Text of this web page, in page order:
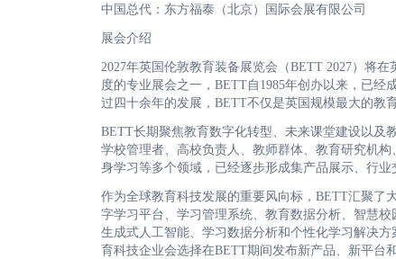
中国总代：东方福泰（北京）国际会展有限公司
展会介绍
2027年英国伦敦教育装备展览会（BETT 2027）将
度的专业展会之一，BETT自1985年创办以来，已
过四十余年的发展，BETT不仅是英国规模最大的教
BETT长期聚焦教育数字化转型、未来课堂建设以及
学校管理者、高校负责人、教师群体、教育研究机
身学习等多个领域，已经逐步形成集产品展示、行
作为全球教育科技发展的重要风向标，BETT汇聚了
字学习平台、学习管理系统、教育数据分析、智慧
生成式人工智能、学习数据分析和个性化学习解决
育科技企业会选择在BETT期间发布新产品、新平台